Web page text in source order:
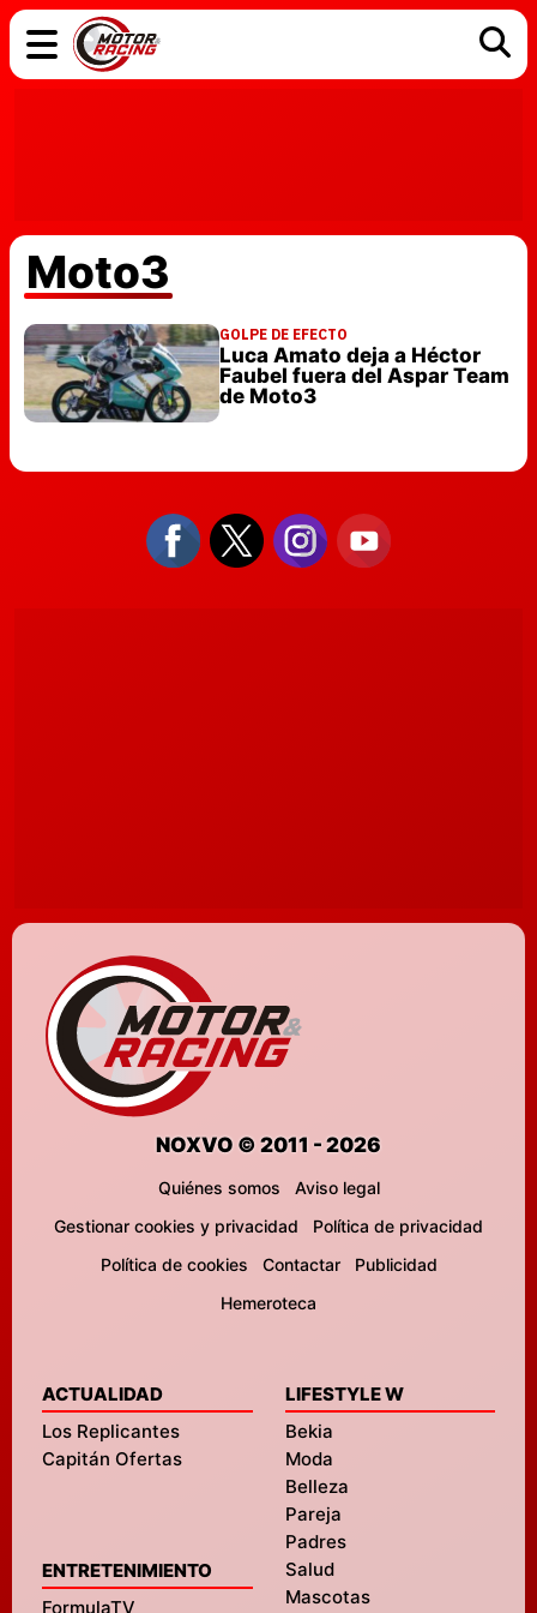
Moto3
GOLPE DE EFECTO
Luca Amato deja a Héctor
Faubel fuera del Aspar Team
de Moto3
NOXVO © 2011 - 2026
Quiénes somos
Aviso legal
Gestionar cookies y privacidad
Política de privacidad
Política de cookies
Contactar
Publicidad
Hemeroteca
ACTUALIDAD
Los Replicantes
Capitán Ofertas
ENTRETENIMIENTO
FormulaTV
LIFESTYLE W
Bekia
Moda
Belleza
Pareja
Padres
Salud
Mascotas